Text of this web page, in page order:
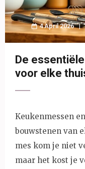
4 April 2026
De
voor elke
Keukenmessen
bouwstenen van
mes kom je niet
maar het kost je